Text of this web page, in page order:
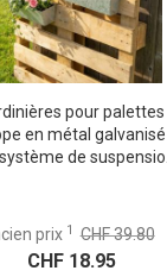
pour palettes
en métal galvanisé
de suspension
– argentées
prix 1 CHF 39.80
CHF 18.95